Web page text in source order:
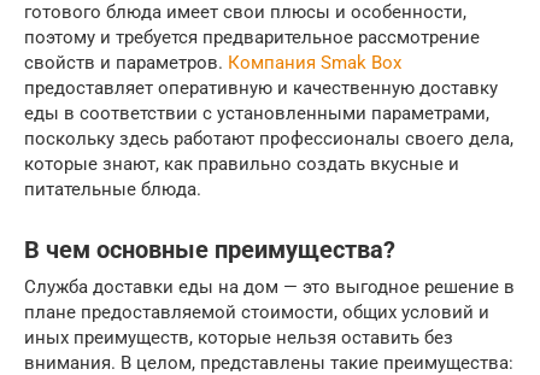
готового блюда имеет свои плюсы и особенности,
поэтому и требуется предварительное рассмотрение
свойств и параметров. Компания Smak Box
предоставляет оперативную и качественную доставку
еды в соответствии с установленными параметрами,
поскольку здесь работают профессионалы своего дела,
которые знают, как правильно создать вкусные и
питательные блюда.
В чем основные преимущества?
Служба доставки еды на дом — это выгодное решение в
плане предоставляемой стоимости, общих условий и
иных преимуществ, которые нельзя оставить без
внимания. В целом, представлены такие преимущества: